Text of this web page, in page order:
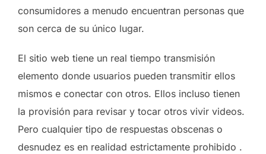
consumidores a menudo encuentran personas que
son cerca de su único lugar.
El sitio web tiene un real tiempo transmisión
elemento donde usuarios pueden transmitir ellos
mismos e conectar con otros. Ellos incluso tienen
la provisión para revisar y tocar otros vivir videos.
Pero cualquier tipo de respuestas obscenas o
desnudez es en realidad estrictamente prohibido .